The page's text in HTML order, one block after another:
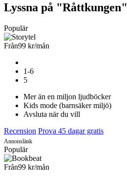
Lyssna på "Råttkungen"
Populär
Från99 kr/mån
1-6
5
Mer än en miljon ljudböcker
Kids mode (barnsäker miljö)
Avsluta när du vill
Recension Prova 45 dagar gratis
Annonslänk
Populär
Från99 kr/mån